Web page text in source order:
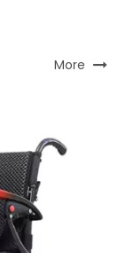
More